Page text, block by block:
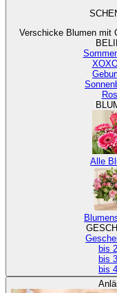
Verschicke Blumen mit
Alle
bis
bis
bis